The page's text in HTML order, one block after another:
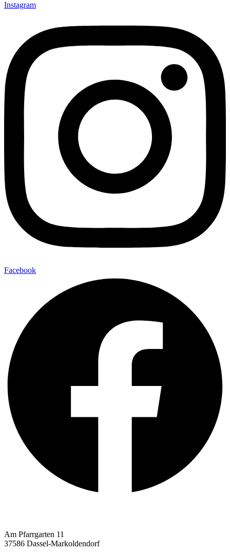
Instagram
Facebook
Am Pfarrgarten 11
37586 Dassel-Markoldendorf